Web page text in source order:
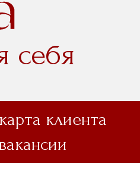
себя
карта клиента
вакансии